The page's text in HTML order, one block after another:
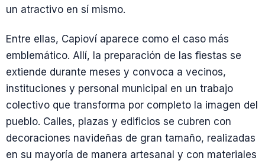
un atractivo en sí mismo.
Entre ellas, Capioví aparece como el caso más
emblemático. Allí, la preparación de las fiestas se
extiende durante meses y convoca a vecinos,
instituciones y personal municipal en un trabajo
colectivo que transforma por completo la imagen del
pueblo. Calles, plazas y edificios se cubren con
decoraciones navideñas de gran tamaño, realizadas
en su mayoría de manera artesanal y con materiales